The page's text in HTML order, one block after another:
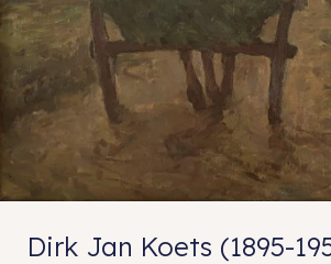
Dirk Jan Koets (1895-